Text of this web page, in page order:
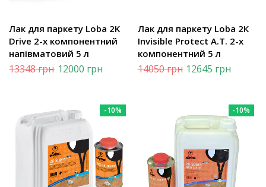
Лак для паркету Loba 2K
Drive 2-х компонентний
напівматовий 5 л
13348грн 12000 грн
Лак для паркету Loba 2К
Invisible Protect A.T. 2-х
компонентний 5 л
14050грн 12645 грн
-10% -10%